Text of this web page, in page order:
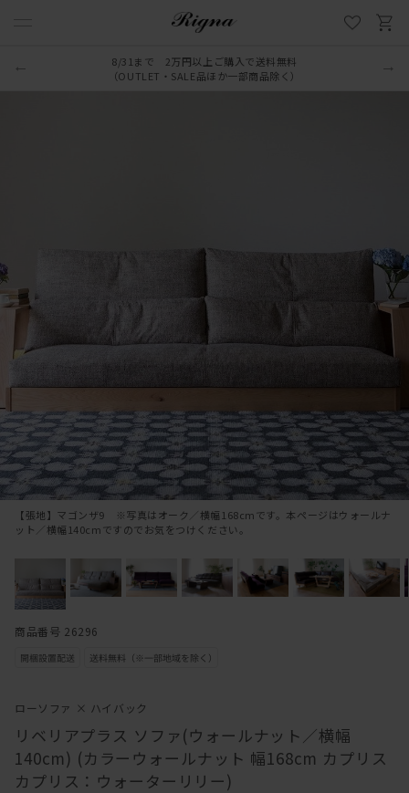
LINE新規追加でクーポンプレゼント
8/31まで 2万円以上ご購入で送料無料
（OUTLET・SALE品ほか一部商品除く）
ローソファ × ハイバック
リベリアプラス ソファ(ウォールナット／横幅
140cm) (カラーウォールナット 幅168cm カプリス
カプリス：ウォーターリリー)
【張地】マゴンザ9 ※写真はオーク／横幅168cmです。本ページはウォールナ
ット／横幅140cmですのでお気をつけください。
商品番号 26296